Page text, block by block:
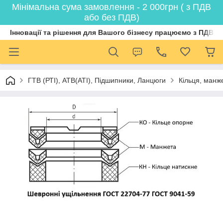
Мінімальна сума замовлення - 2 000грн ( з ПДВ
або без ПДВ)
Інновації та рішення для Вашого бізнесу працюємо з ПДВ
ГТВ (РТI), АТВ(АТI), Пiдшипники, Ланцюги Кільця,